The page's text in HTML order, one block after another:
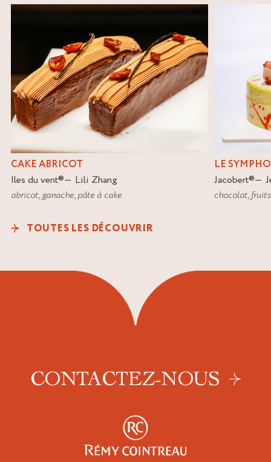
CAKE ABRICOT
Iles du vent®
Lili Zhang
abricot,ganache,pâte à cake
LE
Jacobert®
chocolat,
TOUTES LES DÉCOUVRIR
CONTACTEZ-NOUS